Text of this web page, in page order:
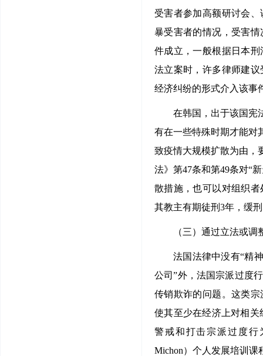
受害者参加高额研讨会
暴受害者的情况，受害
件成立，一般根据日本
法立案时，许多律师建
经济纠纷的形式介入该事
在韩国，出于该国宪
有在一些特殊时期才能对
致疫情大规模扩散为由，
法》第47条和第49条对“
散措施，也可以对组织
其教主有期徒刑3年，缓
（三）通过立法或
法国法律中没有“精
公司”外，法国宗派过度
传销欺诈的问题。这类
使其至少在经济上对相关
警戒和打击宗派过度行
Michon）个人发展培训课